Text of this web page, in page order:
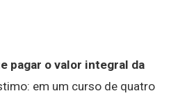
pagar o valor integral da
em um curso de quatro